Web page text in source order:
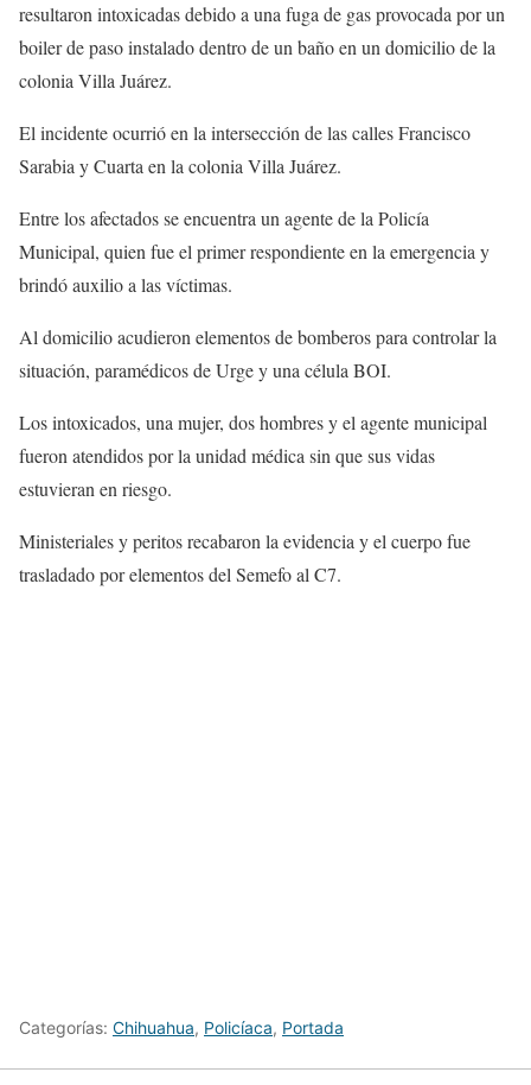
resultaron intoxicadas debido a una fuga de gas provocada por un
boiler de paso instalado dentro de un baño en un domicilio de la
colonia Villa Juárez.
El incidente ocurrió en la intersección de las calles Francisco
Sarabia y Cuarta en la colonia Villa Juárez.
Entre los afectados se encuentra un agente de la Policía
Municipal, quien fue el primer respondiente en la emergencia y
brindó auxilio a las víctimas.
Al domicilio acudieron elementos de bomberos para controlar la
situación, paramédicos de Urge y una célula BOI.
Los intoxicados, una mujer, dos hombres y el agente municipal
fueron atendidos por la unidad médica sin que sus vidas
estuvieran en riesgo.
Ministeriales y peritos recabaron la evidencia y el cuerpo fue
trasladado por elementos del Semefo al C7.
Categorías: Chihuahua, Policíaca, Portada